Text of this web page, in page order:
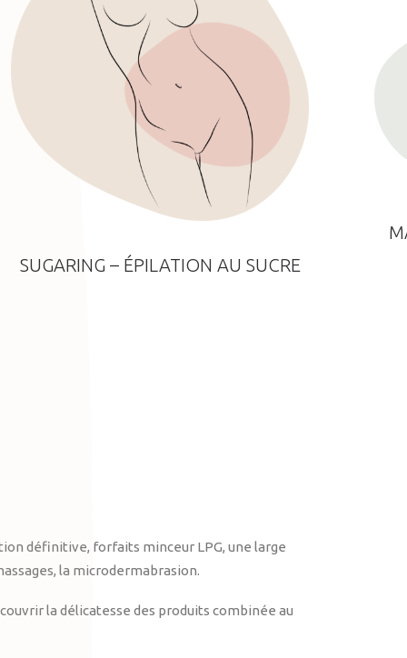
SUGARING – ÉPILATION AU SUCRE
définitive, forfaits minceur LPG, une large
la microdermabrasion.
la délicatesse des produits combinée au